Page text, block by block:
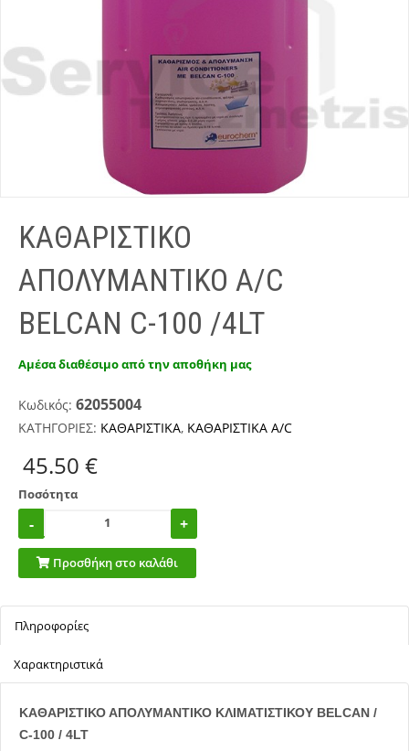
ΚΑΘΑΡΙΣΤΙΚΟ
ΑΠΟΛΥΜΑΝΤΙΚΟ Α/C
BELCAN C-100 /4LT
Αμέσα διαθέσιμο από την αποθήκη μας
Κωδικός: 62055004
ΚΑΤΗΓΟΡΙΕΣ: ΚΑΘΑΡΙΣΤΙΚΑ, ΚΑΘΑΡΙΣΤΙΚΑ A/C
45.50 €
Ποσότητα
Προσθήκη στο καλάθι
Πληροφορίες
Χαρακτηριστικά
ΚΑΘΑΡΙΣΤΙΚΟ ΑΠΟΛΥΜΑΝΤΙΚΟ ΚΛΙΜΑΤΙΣΤΙΚΟΥ BELCAN /
C-100 / 4LT